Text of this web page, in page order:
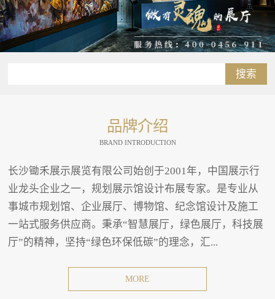
搜索
品牌介绍
BRAND INTRODUCTION
长沙锄禾展示展览有限公司始创于2001年，中国展示行
业龙头企业之一，规划展示馆设计布展专家。是专业从
事城市规划馆、企业展厅、博物馆、纪念馆设计及施工
一站式服务供应商。秉承“智慧展厅，绿色展厅，科技展
厅”的精神，坚持“绿色环保低碳”的理念，汇...
MORE